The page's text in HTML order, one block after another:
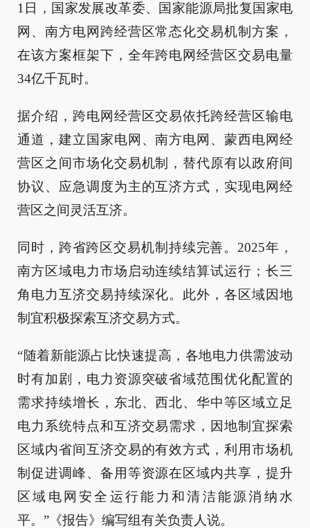
1日，国家发展改革委、国家能源局批复国家电
网、南方电网跨经营区常态化交易机制方案，
在该方案框架下，全年跨电网经营区交易电量
34亿千瓦时。
据介绍，跨电网经营区交易依托跨经营区输电
通道，建立国家电网、南方电网、蒙西电网经
营区之间市场化交易机制，替代原有以政府间
协议、应急调度为主的互济方式，实现电网经
营区之间灵活互济。
同时，跨省跨区交易机制持续完善。2025年，
南方区域电力市场启动连续结算试运行；长三
角电力互济交易持续深化。此外，各区域因地
制宜积极探索互济交易方式。
“随着新能源占比快速提高，各地电力供需波动
时有加剧，电力资源突破省域范围优化配置的
需求持续增长，东北、西北、华中等区域立足
电力系统特点和互济交易需求，因地制宜探索
区域内省间互济交易的有效方式，利用市场机
制促进调峰、备用等资源在区域内共享，提升
区域电网安全运行能力和清洁能源消纳水
平。”《报告》编写组有关负责人说。